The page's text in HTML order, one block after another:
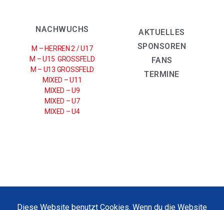
NACHWUCHS
M – HERREN 2 / U17
M – U15 GROSSFELD
M – U13 GROSSFELD
MIXED – U11
MIXED – U9
MIXED – U7
MIXED – U4
AKTUELLES
SPONSOREN
FANS
TERMINE
Diese Website benutzt Cookies. Wenn du die Website